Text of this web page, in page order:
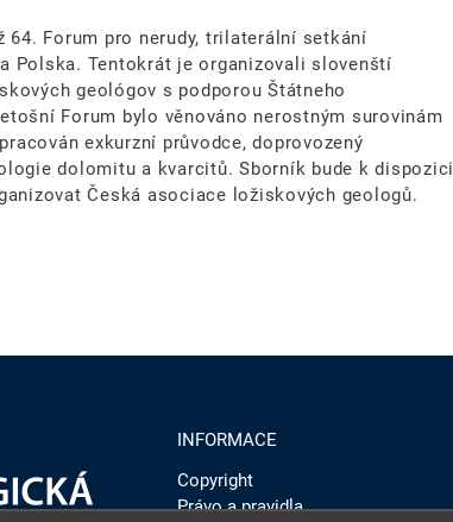
Forum pro nerudy, trilaterální setkání
Polska. Tentokrát je organizovali slovenští
geológov s podporou Štátneho
Forum bylo věnováno nerostným surovinám
exkurzní průvodce, doprovozený
dolomitu a kvarcitů. Sborník bude k dispozici
Česká asociace ložiskových geologů.
INFORMACE
Copyright
Právo a pravidla